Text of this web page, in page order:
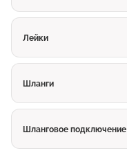
Лейки
Шланги
Шланговое подключение